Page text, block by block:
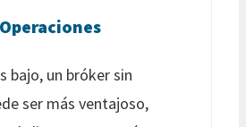
bajo, un bróker sin
ser más ventajoso,